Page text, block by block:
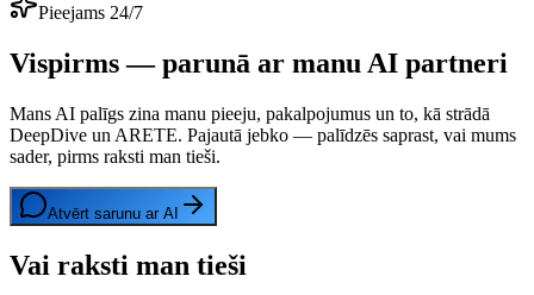
Pieejams 24/7
Vispirms — parunā ar manu AI partneri
Mans AI palīgs zina manu pieeju, pakalpojumus un to, kā strādā
DeepDive un ARETE. Pajautā jebko — palīdzēs saprast, vai mums
sader, pirms raksti man tieši.
Atvērt sarunu ar AI
Vai raksti man tieši